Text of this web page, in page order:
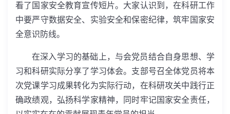
看了国家安全教育宣传短片。大家认识到，在科研工作
中要严守数据安全、实验安全和保密纪律，筑牢国家安
全意识防线。
在深入学习的基础上，与会党员结合自身思想、学
习和科研实际分享了学习体会。支部号召全体党员将本
次党课学习成果转化为实际行动，在科研攻关中践行正
确政绩观，弘扬科学家精神，同时牢记国家安全责任，